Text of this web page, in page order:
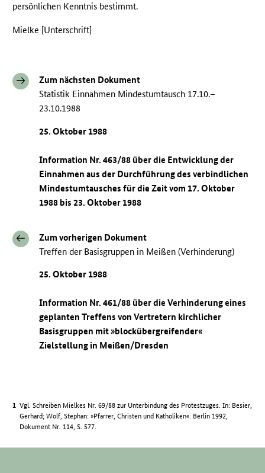
persönlichen Kenntnis bestimmt.
Mielke [Unterschrift]
Zum nächsten Dokument
Statistik Einnahmen Mindestumtausch 17.10.–
23.10.1988
25. Oktober 1988
Information Nr. 463/88 über die Entwicklung der
Einnahmen aus der Durchführung des verbindlichen
Mindestumtausches für die Zeit vom 17. Oktober
1988 bis 23. Oktober 1988
Zum vorherigen Dokument
Treffen der Basisgruppen in Meißen (Verhinderung)
25. Oktober 1988
Information Nr. 461/88 über die Verhinderung eines
geplanten Treffens von Vertretern kirchlicher
Basisgruppen mit »blockübergreifender«
Zielstellung in Meißen/Dresden
Vgl. Schreiben Mielkes Nr. 69/88 zur Unterbindung des Protestzuges. In: Besier,
Gerhard; Wolf, Stephan: »Pfarrer, Christen und Katholiken«. Berlin 1992,
Dokument Nr. 114, S. 577.